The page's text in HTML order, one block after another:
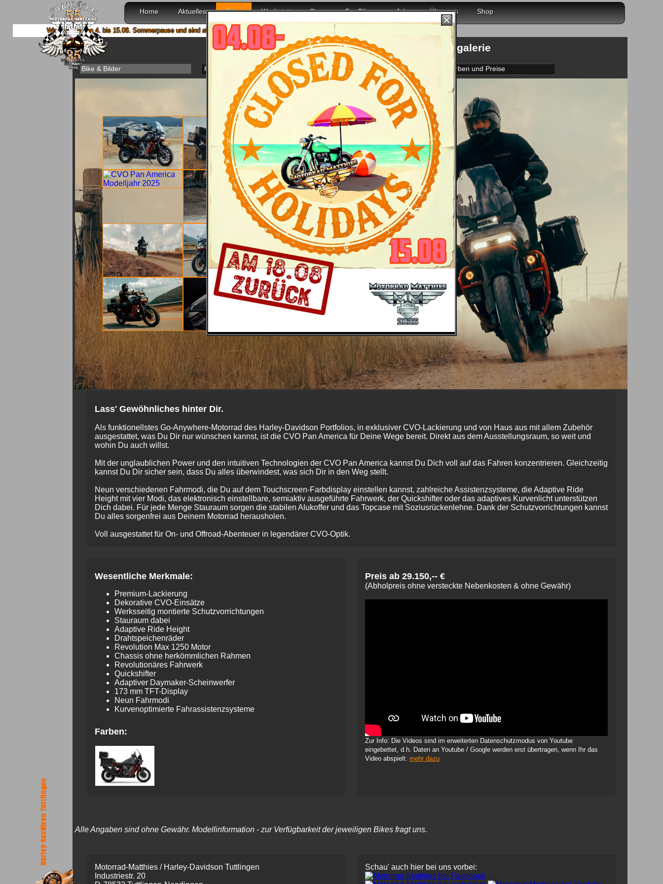
Home Aktuelles Bikes Werkstatt Store For Bikers Jobs Über uns Shop
machen von 4. bis 15.08. Sommerpause und sind ab 18.08. wieder mit voller Power für Euch da!
CVO Pan America Modelljahr 2025 - Bike & Bildergalerie
Bike & Bilder Hauptmerkmale Daten Farben und Preise
Lass' Gewöhnliches hinter Dir.
Als funktionellstes Go-Anywhere-Motorrad des Harley-Davidson Portfolios, in exklusiver CVO-Lackierung und von Haus aus mit allem Zubehör
ausgestattet, was Du Dir nur wünschen kannst, ist die CVO Pan America für Deine Wege bereit. Direkt aus dem Ausstellungsraum, so weit und
wohin Du auch willst.
Mit der unglaublichen Power und den intuitiven Technologien der CVO Pan America kannst Du Dich voll auf das Fahren konzentrieren. Gleichzeitig
kannst Du Dir sicher sein, dass Du alles überwindest, was sich Dir in den Weg stellt.
Neun verschiedenen Fahrmodi, die Du auf dem Touchscreen-Farbdisplay einstellen kannst, zahlreiche Assistenzsysteme, die Adaptive Ride
Height mit vier Modi, das elektronisch einstellbare, semiaktiv ausgeführte Fahrwerk, der Quickshifter oder das adaptives Kurvenlicht unterstützen
Dich dabei. Für jede Menge Stauraum sorgen die stabilen Alukoffer und das Topcase mit Soziusrückenlehne. Dank der Schutzvorrichtungen kannst
Du alles sorgenfrei aus Deinem Motorrad herausholen.
Voll ausgestattet für On- und Offroad-Abenteuer in legendärer CVO-Optik.
Wesentliche Merkmale:
Premium-Lackierung
Dekorative CVO-Einsätze
Werksseitig montierte Schutzvorrichtungen
Stauraum dabei
Adaptive Ride Height
Drahtspeichenräder
Revolution Max 1250 Motor
Chassis ohne herkömmlichen Rahmen
Revolutionäres Fahrwerk
Quickshifter
Adaptiver Daymaker-Scheinwerfer
173 mm TFT-Display
Neun Fahrmodi
Kurven­optimierte Fahr­assistenz­systeme
Farben:
Preis ab 29.150,-- €
(Abholpreis ohne versteckte Nebenkosten & ohne Gewähr)
Zur Info: Die Videos sind im erweiterten Datenschutzmodus von Youtube
eingebettet, d.h. Daten an Youtube / Google werden erst übertragen, wenn Ihr das
Video abspielt: mehr dazu
Alle Angaben sind ohne Gewähr. Modellinformation - zur Verfügbarkeit der jeweiligen Bikes fragt uns.
Motorrad-Matthies / Harley-Davidson Tuttlingen
Industriestr. 20
Schau' auch hier bei uns vorbei: